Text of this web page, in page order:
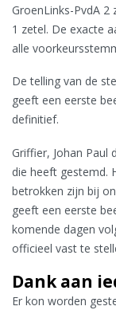
GroenLinks-PvdA 2
1 zetel. De exacte
alle
De telling van de
geeft een eerste
definitief.
Griffier, Johan Paul
die heeft gestemd.
betrokken zijn bij
geeft een eerste
komende dagen
officieel vast te
Dank aan
Er kon worden